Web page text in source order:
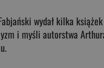
wydał kilka
i myśli autorstwa